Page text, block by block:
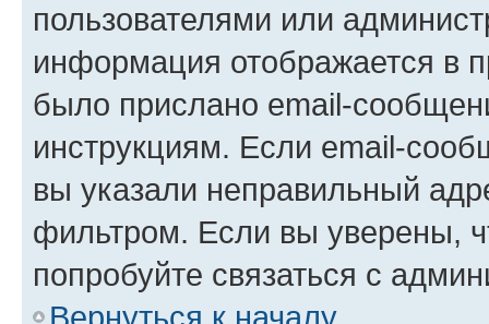
пользователями или
информация отображается в
было прислано email-
инструкциям. Если email-
вы указали неправильный
фильтром. Если вы уверены,
попробуйте связаться с
Вернуться к началу